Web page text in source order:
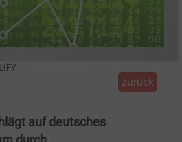
zurück
auf deutsches